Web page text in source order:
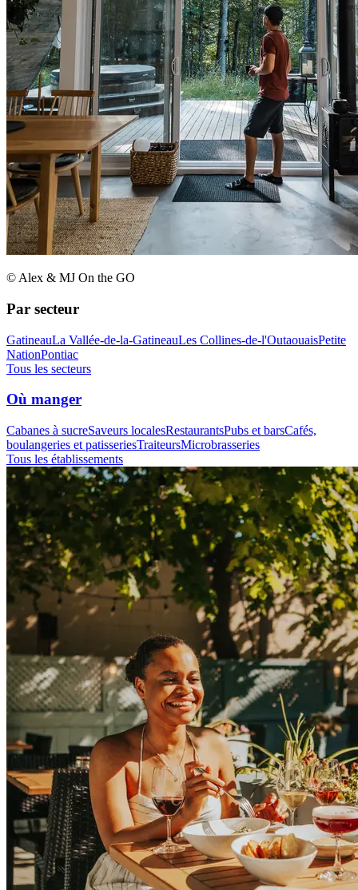
© Alex & MJ On the GO
Par secteur
GatineauLa Vallée-de-la-GatineauLes Collines-de-l'OutaouaisPetite
NationPontiac
Tous les secteurs
Où manger
Cabanes à sucreSaveurs localesRestaurantsPubs et barsCafés,
boulangeries et patisseriesTraiteursMicrobrasseries
Tous les établissements